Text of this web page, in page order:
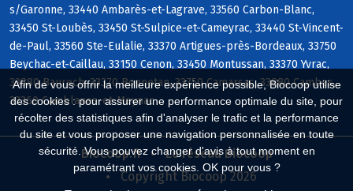
Afin de vous offrir la meilleure expérience possible, Biocoop utilise
des cookies : pour assurer une performance optimale du site, pour
récolter des statistiques afin d'analyser le trafic et la performance
du site et vous proposer une navigation personnalisée en toute
sécurité. Vous pouvez changer d'avis à tout moment en
paramétrant vos cookies. OK pour vous ?
s/Garonne, 33440 Ambarès-et-Lagrave, 33560 Carbon-Blanc,
33450 St-Loubès, 33450 St-Sulpice-et-Cameyrac, 33440 St-Vincent-
de-Paul, 33560 Ste-Eulalie, 33370 Artigues-près-Bordeaux, 33750
Beychac-et-Caillau, 33150 Cenon, 33450 Montussan, 33370 Yvrac,
33880 Baurech, 33370 Bonnetan, 33750 Camarsac, 33880 Cambes,
33360 Camblanes-et-Meynac
Biocoop.fr
Le réseau Biocoop
Copyright Biocoop 2026